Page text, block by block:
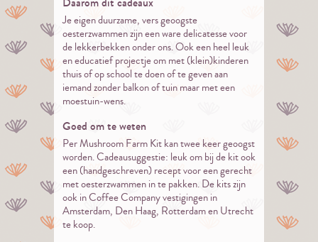
Je eigen duurzame, vers geoogste
oesterzwammen zijn een ware delicatesse voor
de lekkerbekken onder ons. Ook een heel leuk
en educatief projectje om met (klein)kinderen
thuis of op school te doen of te geven aan
iemand zonder balkon of tuin maar met een
moestuin-wens.
Goed om te weten
Per Mushroom Farm Kit kan twee keer geoogst
worden. Cadeausuggestie: leuk om bij de kit ook
een (handgeschreven) recept voor een gerecht
met oesterzwammen in te pakken. De kits zijn
ook in Coffee Company vestigingen in
Amsterdam, Den Haag, Rotterdam en Utrecht
te koop.